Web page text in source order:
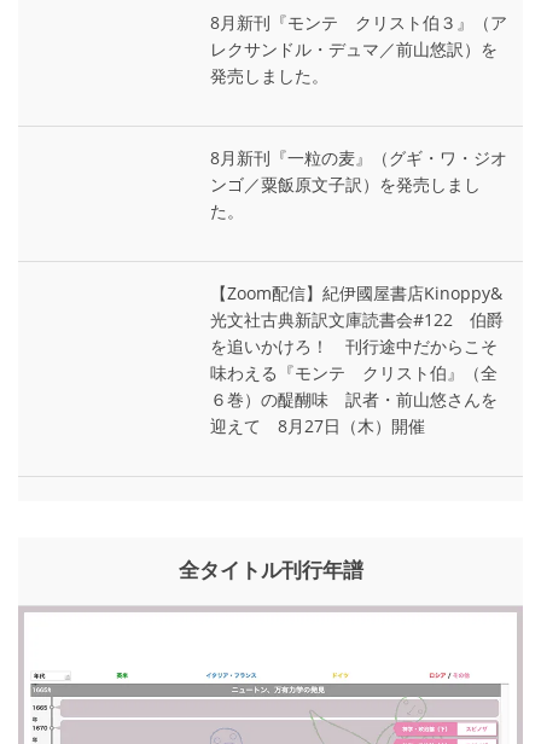
8月新刊『モンテ゠クリスト伯３』（ア
レクサンドル・デュマ／前山悠訳）を
発売しました。
8月新刊『一粒の麦』（グギ・ワ・ジオ
ンゴ／粟飯原文子訳）を発売しまし
た。
【Zoom配信】紀伊國屋書店Kinoppy&
光文社古典新訳文庫読書会#122 伯爵
を追いかけろ！ 刊行途中だからこそ
味わえる『モンテ゠クリスト伯』（全
６巻）の醍醐味 訳者・前山悠さんを
迎えて 8月27日（木）開催
全タイトル刊行年譜